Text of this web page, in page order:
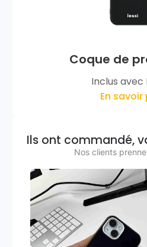
Coque de
Inclus avec
En savoir
Ils ont commandé,
Nos clients